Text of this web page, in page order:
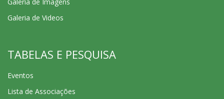
Galeria de Videos
TABELAS E PESQUISA
Eventos
Lista de Associações